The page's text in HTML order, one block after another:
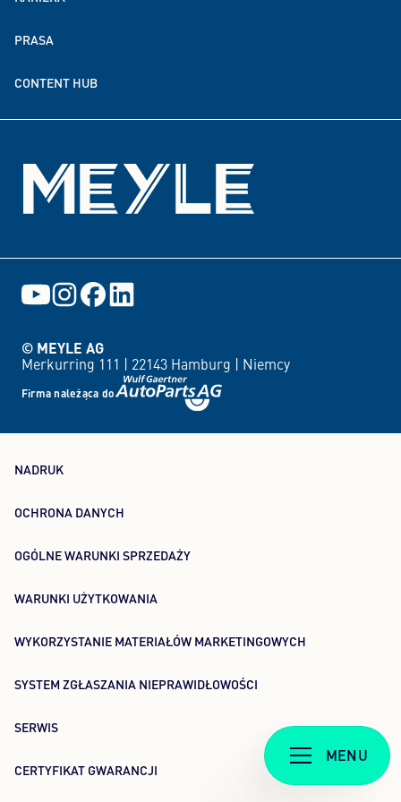
MENU
Wydarzenia
© MEYLE AG
Merkurring 111 | 22143 Hamburg | Niemcy
Firma należąca do
PRASA
CONTENT HUB
NADRUK
OCHRONA DANYCH
OGÓLNE WARUNKI SPRZEDAŻY
WARUNKI UŻYTKOWANIA
WYKORZYSTANIE MATERIAŁÓW MARKETINGOWYCH
SYSTEM ZGŁASZANIA NIEPRAWIDŁOWOŚCI
SERWIS
CERTYFIKAT GWARANCJI